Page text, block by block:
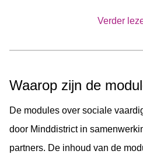
einde van de modules wordt er
Sociale vaardigheden in kaart
De kracht van complimenten
Maak makkelijker contact
Laat het niet verwateren
Verder
Waarop zijn de
De modules over sociale
door Minddistrict in
partners. De inhoud van de